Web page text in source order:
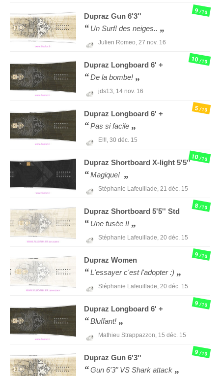
Dupraz Gun 6'3''
Un Surf! des neiges..
Julien Romeo, 27 nov. 16
9/10
Dupraz Longboard 6' +
De la bombe!
jds13, 14 nov. 16
10/10
Dupraz Longboard 6' +
Pas si facile
E!!!, 30 déc. 15
5/10
Dupraz Shortboard X-light 5'5''
Magique!
Stéphanie Lafeuillade, 21 déc. 15
10/10
Dupraz Shortboard 5'5'' Std
Une fusée !!
Stéphanie Lafeuillade, 20 déc. 15
8/10
Dupraz Women
L'essayer c'est l'adopter :)
Stéphanie Lafeuillade, 20 déc. 15
9/10
Dupraz Longboard 6' +
Bluffant!
Mathieu Strappazzon, 15 déc. 15
9/10
Dupraz Gun 6'3''
Gun 6'3" VS Shark attack
9/10